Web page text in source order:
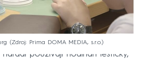
Zdroj: Prima DOMA MEDIA, s.r.o.
nářadí používají hodináři leštičky,